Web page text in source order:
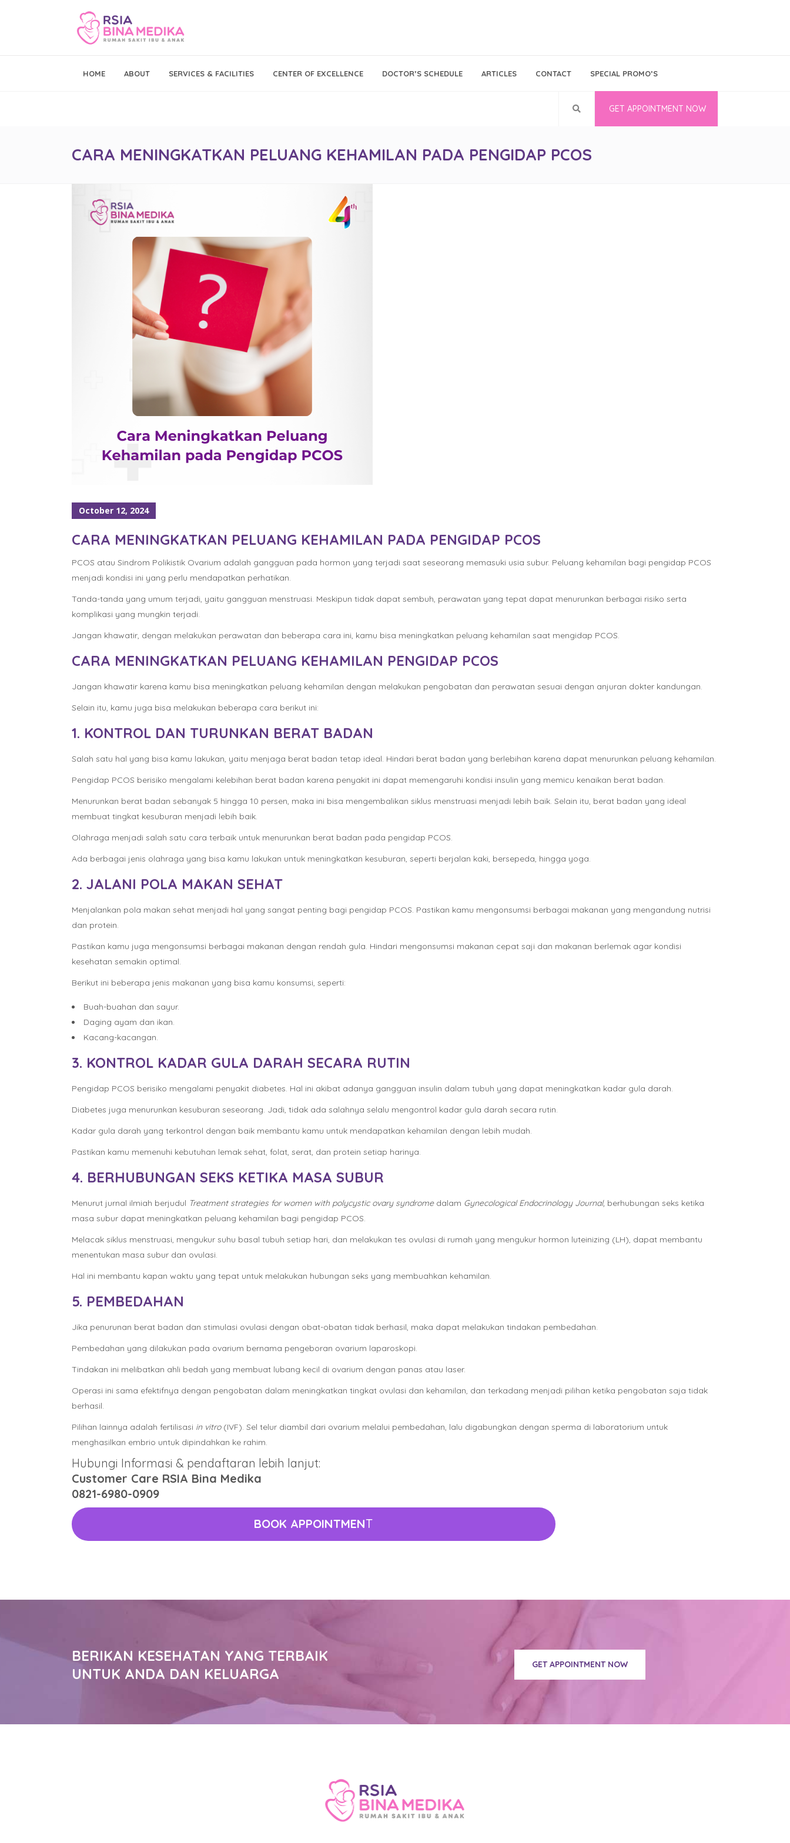
Emergency Call
Call Center
Klinik
Bina Medika
Follow Us
HOME ABOUT SERVICES & FACILITIES CENTER OF EXCELLENCE DOCTOR’S SCHEDULE ARTICLES CONTACT SPECIAL PROMO’S
GET APPOINTMENT NOW
CARA MENINGKATKAN PELUANG KEHAMILAN PADA PENGIDAP PCOS
October 12, 2024
CARA MENINGKATKAN PELUANG KEHAMILAN PADA PENGIDAP PCOS
PCOS atau Sindrom Polikistik Ovarium adalah gangguan pada hormon yang terjadi saat seseorang memasuki usia subur. Peluang kehamilan bagi pengidap PCOS
menjadi kondisi ini yang perlu mendapatkan perhatikan.
Tanda-tanda yang umum terjadi, yaitu gangguan menstruasi. Meskipun tidak dapat sembuh, perawatan yang tepat dapat menurunkan berbagai risiko serta
komplikasi yang mungkin terjadi.
Jangan khawatir, dengan melakukan perawatan dan beberapa cara ini, kamu bisa meningkatkan peluang kehamilan saat mengidap PCOS.
CARA MENINGKATKAN PELUANG KEHAMILAN PENGIDAP PCOS
Jangan khawatir karena kamu bisa meningkatkan peluang kehamilan dengan melakukan pengobatan dan perawatan sesuai dengan anjuran dokter kandungan.
Selain itu, kamu juga bisa melakukan beberapa cara berikut ini:
1. KONTROL DAN TURUNKAN BERAT BADAN
Salah satu hal yang bisa kamu lakukan, yaitu menjaga berat badan tetap ideal. Hindari berat badan yang berlebihan karena dapat menurunkan peluang kehamilan.
Pengidap PCOS berisiko mengalami kelebihan berat badan karena penyakit ini dapat memengaruhi kondisi insulin yang memicu kenaikan berat badan.
Menurunkan berat badan sebanyak 5 hingga 10 persen, maka ini bisa mengembalikan siklus menstruasi menjadi lebih baik. Selain itu, berat badan yang ideal
membuat tingkat kesuburan menjadi lebih baik.
Olahraga menjadi salah satu cara terbaik untuk menurunkan berat badan pada pengidap PCOS.
Ada berbagai jenis olahraga yang bisa kamu lakukan untuk meningkatkan kesuburan, seperti berjalan kaki, bersepeda, hingga yoga.
2. JALANI POLA MAKAN SEHAT
Menjalankan pola makan sehat menjadi hal yang sangat penting bagi pengidap PCOS. Pastikan kamu mengonsumsi berbagai makanan yang mengandung nutrisi
dan protein.
Pastikan kamu juga mengonsumsi berbagai makanan dengan rendah gula. Hindari mengonsumsi makanan cepat saji dan makanan berlemak agar kondisi
kesehatan semakin optimal.
Berikut ini beberapa jenis makanan yang bisa kamu konsumsi, seperti:
Buah-buahan dan sayur.
Daging ayam dan ikan.
Kacang-kacangan.
3. KONTROL KADAR GULA DARAH SECARA RUTIN
Pengidap PCOS berisiko mengalami penyakit diabetes. Hal ini akibat adanya gangguan insulin dalam tubuh yang dapat meningkatkan kadar gula darah.
Diabetes juga menurunkan kesuburan seseorang. Jadi, tidak ada salahnya selalu mengontrol kadar gula darah secara rutin.
Kadar gula darah yang terkontrol dengan baik membantu kamu untuk mendapatkan kehamilan dengan lebih mudah.
Pastikan kamu memenuhi kebutuhan lemak sehat, folat, serat, dan protein setiap harinya.
4. BERHUBUNGAN SEKS KETIKA MASA SUBUR
Menurut jurnal ilmiah berjudul Treatment strategies for women with polycystic ovary syndromedalam Gynecological Endocrinology Journal, berhubungan seks ketika
masa subur dapat meningkatkan peluang kehamilan bagi pengidap PCOS.
Melacak siklus menstruasi, mengukur suhu basal tubuh setiap hari, dan melakukan tes ovulasi di rumah yang mengukur hormon luteinizing (LH), dapat membantu
menentukan masa subur dan ovulasi.
Hal ini membantu kapan waktu yang tepat untuk melakukan hubungan seks yang membuahkan kehamilan.
5. PEMBEDAHAN
Jika penurunan berat badan dan stimulasi ovulasi dengan obat-obatan tidak berhasil, maka dapat melakukan tindakan pembedahan.
Pembedahan yang dilakukan pada ovarium bernama pengeboran ovarium laparoskopi.
Tindakan ini melibatkan ahli bedah yang membuat lubang kecil di ovarium dengan panas atau laser.
Operasi ini sama efektifnya dengan pengobatan dalam meningkatkan tingkat ovulasi dan kehamilan, dan terkadang menjadi pilihan ketika pengobatan saja tidak
berhasil.
Pilihan lainnya adalah fertilisasi in vitro(IVF). Sel telur diambil dari ovarium melalui pembedahan, lalu digabungkan dengan sperma di laboratorium untuk
menghasilkan embrio untuk dipindahkan ke rahim.
Hubungi Informasi & pendaftaran lebih lanjut:
Customer Care RSIA Bina Medika
0821-6980-0909
BOOK APPOINTMENT
BERIKAN KESEHATAN YANG TERBAIK
UNTUK ANDA DAN KELUARGA
GET APPOINTMENT NOW